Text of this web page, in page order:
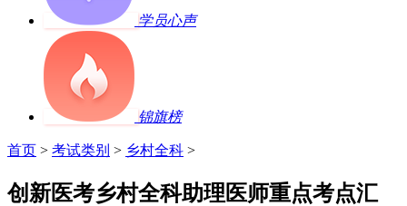
学员心声
锦旗榜
首页 > 考试类别 > 乡村全科 >
创新医考乡村全科助理医师重点考点汇